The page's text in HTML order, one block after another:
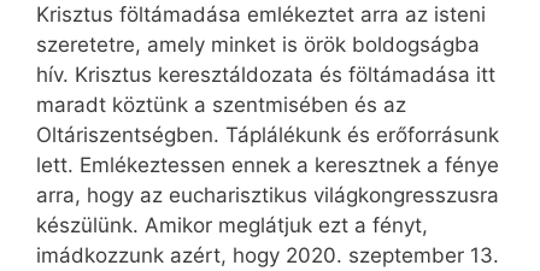
Krisztus föltámadása emlékeztet arra az isteni
szeretetre, amely minket is örök boldogságba
hív. Krisztus keresztáldozata és föltámadása itt
maradt köztünk a szentmisében és az
Oltáriszentségben. Táplálékunk és erőforrásunk
lett. Emlékeztessen ennek a keresztnek a fénye
arra, hogy az eucharisztikus világkongresszusra
készülünk. Amikor meglátjuk ezt a fényt,
imádkozzunk azért, hogy 2020. szeptember 13.